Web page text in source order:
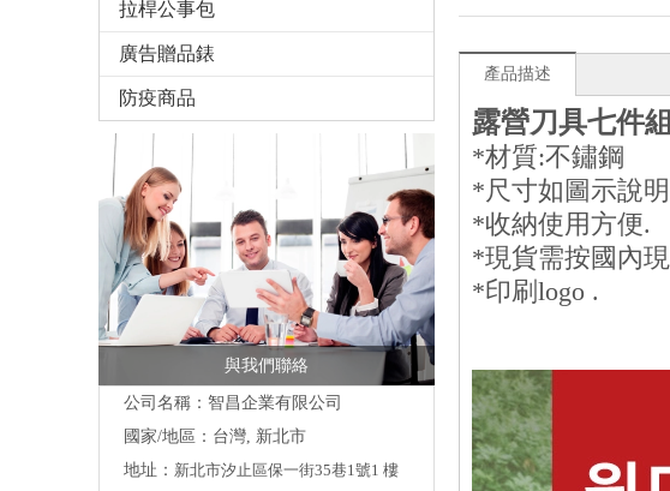
拉桿公事包
廣告贈品錶
防疫商品
與我們聯絡
公司名稱：智昌企業有限公司
國家/地區：台灣, 新北市
地址： 新北市汐止區保一街35巷1號1 樓
產品描述
露營刀具七件組
*材質:不鏽鋼
*尺寸如圖示說明
*收納使用方便.
*現貨需按國內現
*印刷logo .